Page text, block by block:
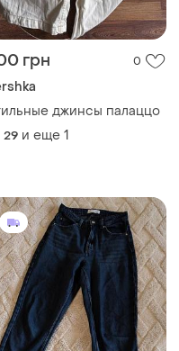
грн 0
джинсы палаццо
29 и еще 1